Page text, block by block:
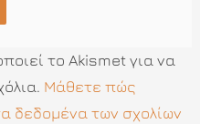
το Akismet για να
Μάθετε πώς
δεδομένα των σχολίων